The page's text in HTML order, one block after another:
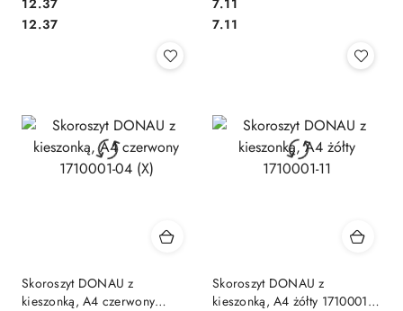
Cena:
12.37 Cena:
7.11
Skoroszyt DONAU z
kieszonką, A4 czerwony
Skoroszyt DONAU z
kieszonką, A4 żółty 1710001-